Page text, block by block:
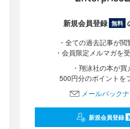
新規会員登録 無料
・全ての過去記事が
・会員限定メルマガを
・翔泳社の本が買
500円分のポイントを
メールバック
新規会員登録